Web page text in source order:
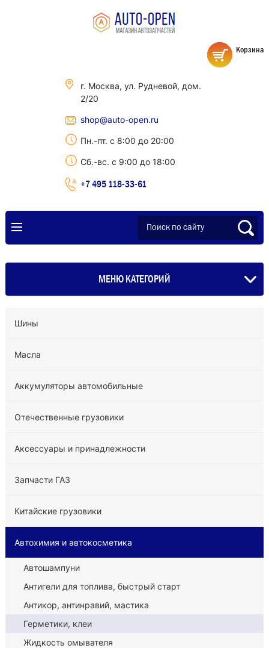
г. Москва, ул. Рудневой, дом.
2/20
shop@auto-open.ru
Пн.-пт. с 8:00 до 20:00
Сб.-вс. с 9:00 до 18:00
+7 495 118-33-61
Корзина
МЕНЮ КАТЕГОРИЙ
Шины
Масла
Аккумуляторы автомобильные
Отечественные грузовики
Аксессуары и принадлежности
Запчасти ГАЗ
Китайские грузовики
Автохимия и автокосметика
Автошампуни
Антигели для топлива, быстрый старт
Антикор, антинравий, мастика
Герметики, клеи
Жидкость омывателя